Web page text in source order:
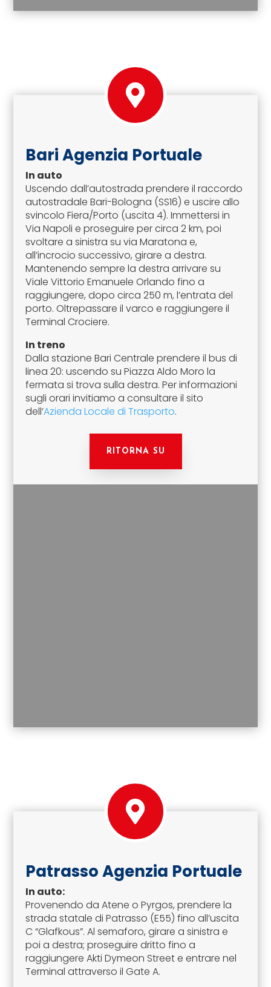
Bari Agenzia Portuale
In auto
Uscendo dall’autostrada prendere il raccordo
autostradale Bari-Bologna (SS16) e uscire allo
svincolo Fiera/Porto (uscita 4). Immettersi in
Via Napoli e proseguire per circa 2 km, poi
svoltare a sinistra su via Maratona e,
all’incrocio successivo, girare a destra.
Mantenendo sempre la destra arrivare su
Viale Vittorio Emanuele Orlando fino a
raggiungere, dopo circa 250 m, l’entrata del
porto. Oltrepassare il varco e raggiungere il
Terminal Crociere.
In treno
Dalla stazione Bari Centrale prendere il bus di
linea 20: uscendo su Piazza Aldo Moro la
fermata si trova sulla destra. Per informazioni
sugli orari invitiamo a consultare il sito
dell’Azienda Locale di Trasporto.
RITORNA SU
Patrasso Agenzia Portuale
In auto:
Provenendo da Atene o Pyrgos, prendere la
strada statale di Patrasso (E55) fino all’uscita
C “Glafkous”. Al semaforo, girare a sinistra e
poi a destra; proseguire dritto fino a
raggiungere Akti Dymeon Street e entrare nel
Terminal attraverso il Gate A.